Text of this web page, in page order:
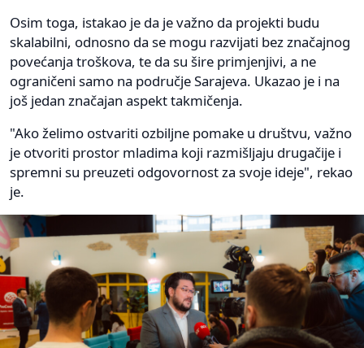
Osim toga, istakao je da je važno da projekti budu
skalabilni, odnosno da se mogu razvijati bez značajnog
povećanja troškova, te da su šire primjenjivi, a ne
ograničeni samo na područje Sarajeva. Ukazao je i na
još jedan značajan aspekt takmičenja.
"Ako želimo ostvariti ozbiljne pomake u društvu, važno
je otvoriti prostor mladima koji razmišljaju drugačije i
spremni su preuzeti odgovornost za svoje ideje", rekao
je.